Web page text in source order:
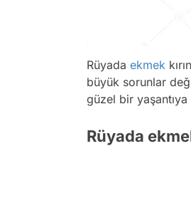
Rüyada ekmek
büyük sorunlar
güzel bir
Rüyada